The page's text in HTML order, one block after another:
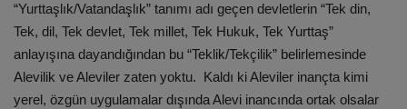
“Yurttaşlık/Vatandaşlık” tanımı adı geçen devletlerin “Tek din,
Tek, dil, Tek devlet, Tek millet, Tek Hukuk, Tek Yurttaş”
anlayışına dayandığından bu “Teklik/Tekçilik” belirlemesinde
Alevilik ve Aleviler zaten yoktu. Kaldı ki Aleviler inançta kimi
yerel, özgün uygulamalar dışında Alevi inancında ortak olsalar